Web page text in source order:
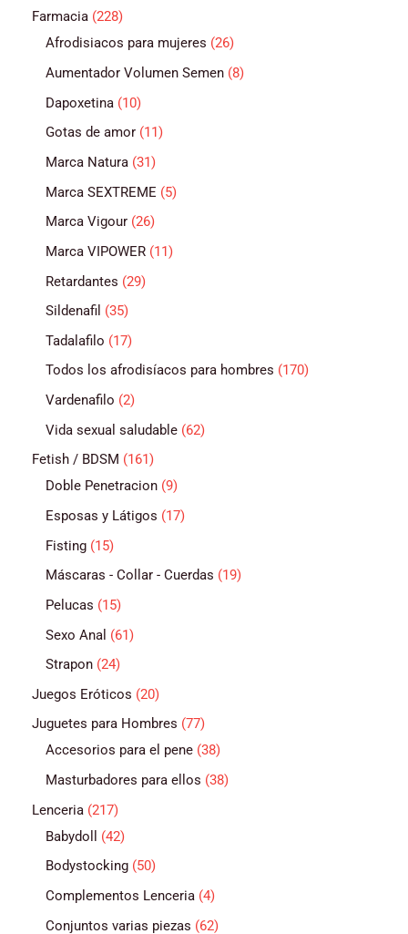
Farmacia 228
Afrodisiacos para mujeres 26
Aumentador Volumen Semen 8
Dapoxetina 10
Gotas de amor 11
Marca Natura 31
Marca SEXTREME
5
Marca Vigour 26
Marca VIPOWER 11
Retardantes 29
Sildenafil
35
Tadalafilo
17
Todos los afrodisíacos para hombres
170
Vardenafilo 2
Vida sexual saludable 62
Fetish / BDSM
161
Doble Penetracion 9
Esposas y Látigos
17
Fisting 15
Máscaras - Collar - Cuerdas
19
Pelucas
15
Sexo Anal
61
Strapon 24
Juegos Eróticos 20
Juguetes para Hombres 77
Accesorios para el pene 38
Masturbadores para ellos 38
Lenceria 217
Babydoll
42
Bodystocking 50
Complementos Lenceria 4
Conjuntos varias piezas
62